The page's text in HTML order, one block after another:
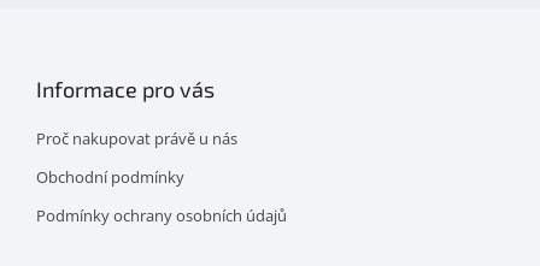
Informace pro vás
Proč nakupovat právě u nás
Obchodní podmínky
Podmínky ochrany osobních údajů